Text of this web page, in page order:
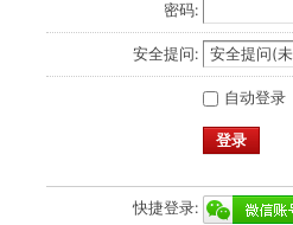
密码:
安全提问:
自动登录
登录
快捷登录: